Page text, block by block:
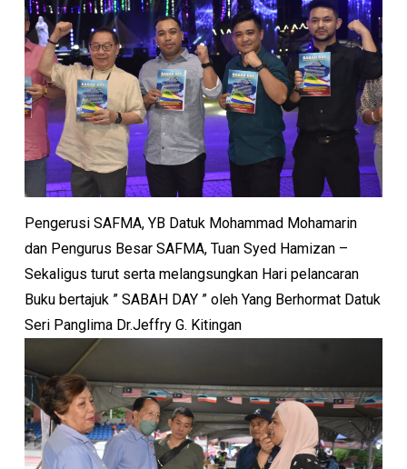
Pengerusi SAFMA, YB Datuk Mohammad Mohamarin
dan Pengurus Besar SAFMA, Tuan Syed Hamizan –
Sekaligus turut serta melangsungkan Hari pelancaran
Buku bertajuk ” SABAH DAY ” oleh Yang Berhormat Datuk
Seri Panglima Dr.Jeffry G. Kitingan